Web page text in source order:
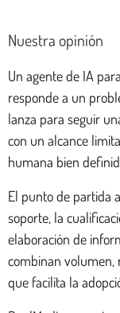
Nuestra opinión
Un agente de IA
responde a un
lanza para seguir
con un alcance
humana bien
El punto de partida
soporte, la
elaboración de
combinan volumen,
que facilita la